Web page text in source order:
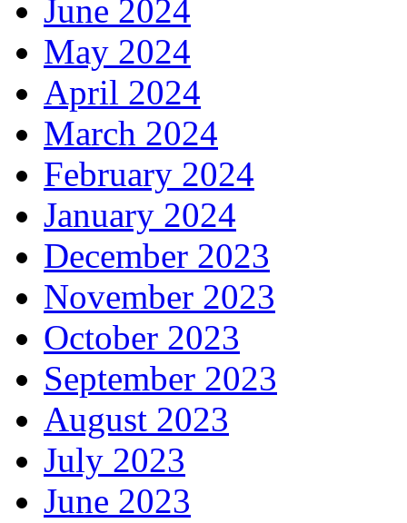
June 2024
May 2024
April 2024
March 2024
February 2024
January 2024
December 2023
November 2023
October 2023
September 2023
August 2023
July 2023
June 2023